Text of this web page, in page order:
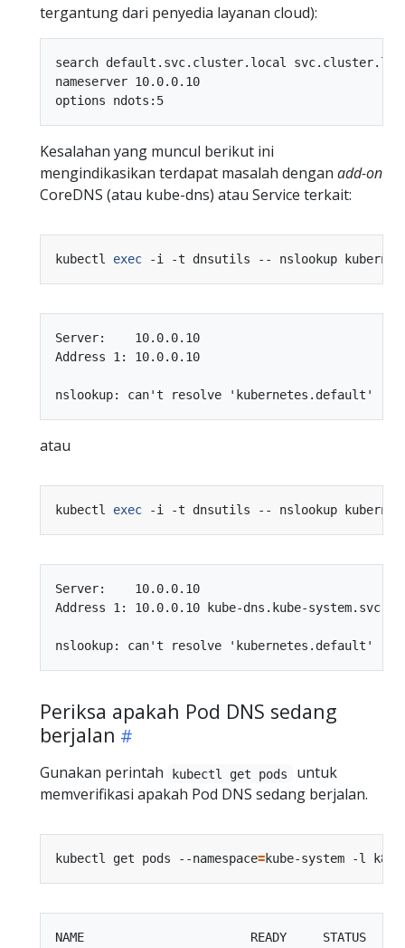
tergantung dari penyedia layanan cloud):
search default.svc.cluster.local
nameserver 10.0.0.10
Kesalahan yang muncul berikut ini
mengindikasikan terdapat masalah dengan add-on
CoreDNS (atau kube-dns) atau Service terkait:
kubectl exec
Server:    10.0.0.10
Address 1: 10.0.0.10
atau
kubectl exec
Server:    10.0.0.10
Address 1: 10.0.0.10 kube-dns.kube-
Periksa apakah Pod DNS sedang
berjalan
Gunakan perintah kubectl get pods
untuk
memverifikasi apakah Pod DNS sedang berjalan.
kubectl get pods --namespace=kube-system -l k8s-
NAME                       READY     STATUS